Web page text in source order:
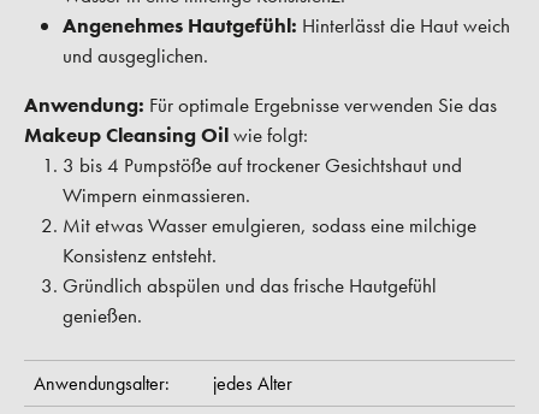
Angenehmes Hautgefühl: Hinterlässt die Haut weich
und ausgeglichen.
Anwendung: Für optimale Ergebnisse verwenden Sie das
Makeup Cleansing Oilwie folgt:
3 bis 4 Pumpstöße auf trockener Gesichtshaut und
Wimpern einmassieren.
Mit etwas Wasser emulgieren, sodass eine milchige
Konsistenz entsteht.
Gründlich abspülen und das frische Hautgefühl
genießen.
Anwendungsalter:
jedes Alter